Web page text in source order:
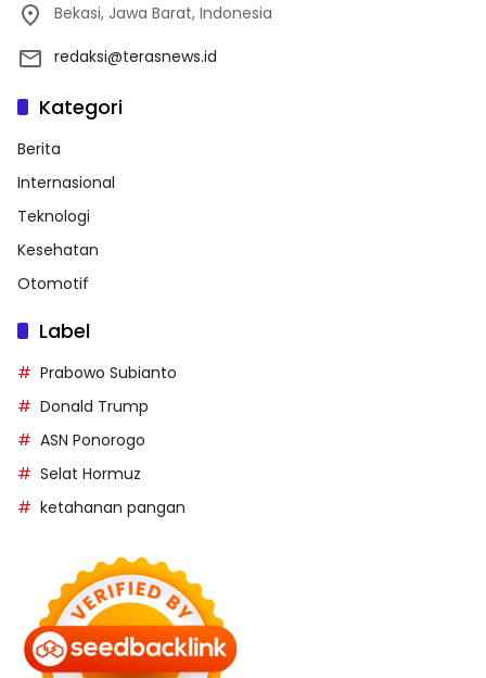
Bekasi, Jawa Barat, Indonesia
redaksi@terasnews.id
Kategori
Berita
Internasional
Teknologi
Kesehatan
Otomotif
Label
Prabowo Subianto
Donald Trump
ASN Ponorogo
Selat Hormuz
ketahanan pangan